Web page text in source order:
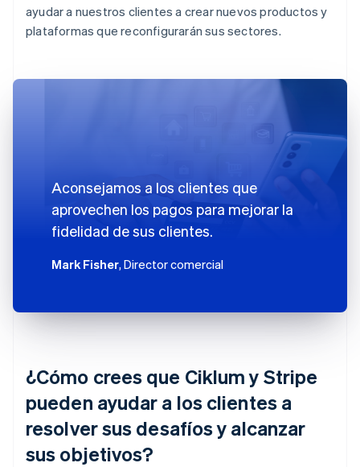
ayudar a nuestros clientes a crear nuevos productos y
plataformas que reconfigurarán sus sectores.
Aconsejamos a los clientes que
aprovechen los pagos para mejorar la
fidelidad de sus clientes.
Mark Fisher, Director comercial
¿Cómo crees que Ciklum y Stripe
pueden ayudar a los clientes a
resolver sus desafíos y alcanzar
sus objetivos?